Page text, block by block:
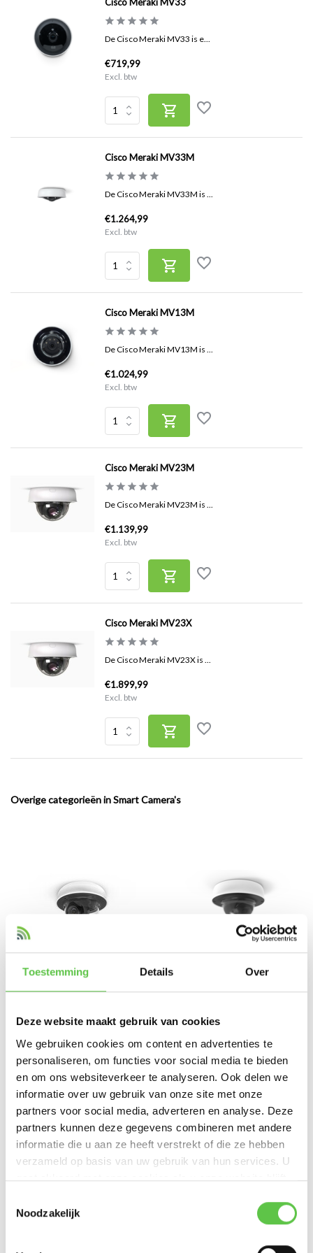
Toestemming Details Over
Deze website maakt gebruik van cookies
We gebruiken cookies om content en advertenties te
personaliseren, om functies voor social media te bieden
en om ons websiteverkeer te analyseren. Ook delen we
informatie over uw gebruik van onze site met onze
partners voor social media, adverteren en analyse. Deze
partners kunnen deze gegevens combineren met andere
informatie die u aan ze heeft verstrekt of die ze hebben
verzameld op basis van uw gebruik van hun services. U
gaat akkoord met onze cookies als u onze website blijft
Noodzakelijk
De Cisco Meraki MV33 is e...
€719,99
Excl. btw
Cisco Meraki MV33M
De Cisco Meraki MV33M is ...
€1.264,99
Excl. btw
Cisco Meraki MV13M
De Cisco Meraki MV13M is ...
€1.024,99
Excl. btw
Cisco Meraki MV23M
De Cisco Meraki MV23M is ...
€1.139,99
Excl. btw
Cisco Meraki MV23X
De Cisco Meraki MV23X is ...
€1.899,99
Excl. btw
Overige categorieën in Smart Camera's
Binnen Buiten
Smart Camera's
Smart camera
Wist je dat je met een smart camera profiteert van belangrijke
voordelen? Denk aan gecentraliseerd cloudbeheer: veilige bewaking en
beheer van al jouw (outdoor) slimme beveiligingscamera’s overal ter
wereld, waarbij geen extra software is vereist. Bovendien is het super
beheergegevens worden standaard versleuteld. Alles zit in de doos
(met video-opslag en krachtige hardware is er geen NVR of extra